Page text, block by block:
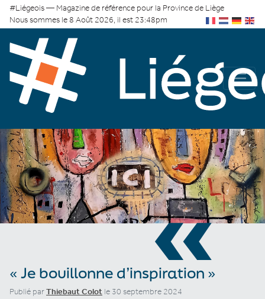
#Liégeois — Magazine de référence pour la Province de Liège
Nous sommes le 8 Août 2026, il est 23:48pm
«
« Je bouillonne d’inspiration »
Publié parThiebaut Colot le 30 septembre 2024